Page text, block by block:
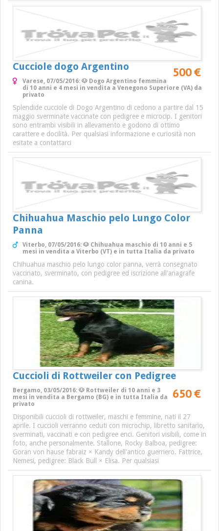
Cucciole dogo Argentino 500 €
Varese, 07/05/2016: 🐶 Dogo Argentino femmina
di 10 anni e 4 mesi in vendita a Venegono Superiore (VA) da
privato
Splendide cucciole di Dogo Argentino di cedono a partire dal 15
maggio sverminate vaccinate con pedigree e microcip. I genitori
sono entrambi visibili in allevamento e godono di ottimo
carattere e docilità. Per qualsiasi informazione e curiosità non
esitate a contattarci
Chihuahua Maschio pelo Lungo Color
Panna
Viterbo, 07/05/2016: 🐶 Chihuahua maschio di 10 anni e 5
mesi in vendita a Viterbo (VT) e in tutta Italia da privato
Chihuahua maschio pelo lungo color panna, verrà consegnato
vaccinato, sverminato, con pedigree ed iscrizione all'anagrafe
canina.
Cuccioli di Rottweiler con Pedigree
650 €
Bergamo, 03/05/2016: 🐶 Rottweiler di 10 anni e 3
mesi in vendita a Bergamo (BG) e in tutta Italia da
privato
Disponibili cuccioli di rottweiler, maschi e femmine, nati il 27
aprile. I cuccioli verranno ceduti con microchip, libretto sanitario,
sverminati, vaccinati e con pedigree enci. Genitori visibili, come in
foto, anche personalmente. Stallone, Rocky Balboa, pedigree:
Goran von hause fabraiz × Kandy dell'antico guerriero. Fattrice,
Nemesi, pedigree: Black Bull × Elisa. Per qualsiasi